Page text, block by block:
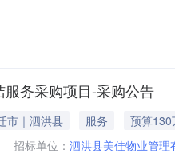
花园保安、保洁服务服务期：3
务采购项目-采购公告
市｜泗洪县 服务
预算130
招标单位： 泗洪县美佳物业管理